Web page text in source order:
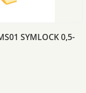
SYMLOCK 0,5-